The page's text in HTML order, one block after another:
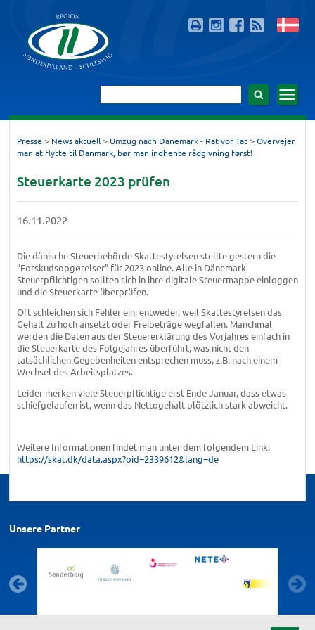
Presse > News aktuell > Umzug nach Dänemark - Rat vor Tat > Overvejer
man at flytte til Danmark, bør man indhente rådgivning først!
Steuerkarte 2023 prüfen
16.11.2022
Die dänische Steuerbehörde Skattestyrelsen stellte gestern die
”Forskudsopgørelser” für 2023 online. Alle in Dänemark
Steuerpflichtigen sollten sich in ihre digitale Steuermappe einloggen
und die Steuerkarte überprüfen.
Oft schleichen sich Fehler ein, entweder, weil Skattestyrelsen das
Gehalt zu hoch ansetzt oder Freibeträge wegfallen. Manchmal
werden die Daten aus der Steuererklärung des Vorjahres einfach in
die Steuerkarte des Folgejahres überführt, was nicht den
tatsächlichen Gegebenheiten entsprechen muss, z.B. nach einem
Wechsel des Arbeitsplatzes.
Leider merken viele Steuerpflichtige erst Ende Januar, dass etwas
schiefgelaufen ist, wenn das Nettogehalt plötzlich stark abweicht.
Weitere Informationen findet man unter dem folgendem Link:
https://skat.dk/data.aspx?oid=2339612&lang=de
Unsere Partner